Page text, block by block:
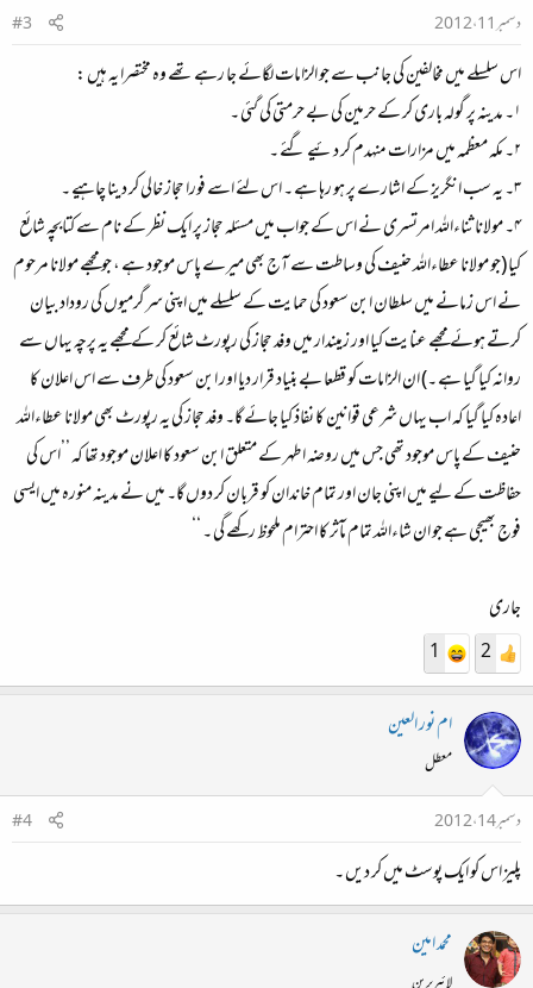
دسمبر 11، 2012
#3
اس سلسلے میں مخالفین کی جانب سے جو الزامات لگائے جا رہے تھے وہ مختصرا یہ ہیں :
۱۔ مدینہ پر گولہ باری کر کے حرمین کی بے حرمتی کی گئی ۔
۲۔ مکہ معظمہ میں مزارات منہدم کر دئیے گئے ۔
۳۔ یہ سب انگریز کے اشارے پر ہو رہا ہے ۔ اس لئے اسے فورا حجاز خالی کر دینا چاہیے ۔
۴۔ مولانا ثناءاللہ امرتسری نے اس کے جواب میں مسئلہ حجاز پر ایک نظر کے نام سے کتابچہ شائع
کیا (جو مولانا عطاءاللہ حنیف کی وساطت سے آج بھی میرے پاس موجود ہے ، جو مجھے مولانا مرحوم
نے اس زمانے میں سلطان ابن سعود کی حمایت کے سلسلے میں اپنی سرگرمیوں کی روداد بیان
کرتے ہوئے مجھے عنایت کیا اور زمیندار میں وفد حجاز کی رپورٹ شائع کر کے مجھے یہ پرچہ یہاں سے
روانہ کیا گیا ہے ۔) ان الزامات کو قطعا بے بنیاد قرار دیا اور ابن سعود کی طرف سے اس اعلان کا
اعادہ کیا گیا کہ اب یہاں شرعی قوانین کا نفاذ کیا جائے گا۔ وفد حجاز کی یہ رپورٹ بھی مولانا عطاءاللہ
حنیف کے پاس موجود تھی جس میں روضہ اطہر کے متعلق ابن سعود کا اعلان موجود تھا کہ ’’اس کی
حفاظت کے لیے میں اپنی جان اور تمام خاندان کو قربان کر دوں گا۔ میں نے مدینہ منورہ میں ایسی
فوج بھیجی ہے جو ان شاءاللہ تمام مآثر کا احترام ملحوظ رکھے گی ۔ ‘‘
جاری
2
1
ام نور العين
معطل
دسمبر 14، 2012
#4
پلیز اس کو ایک پوسٹ میں کر دیں ۔
محمد امین